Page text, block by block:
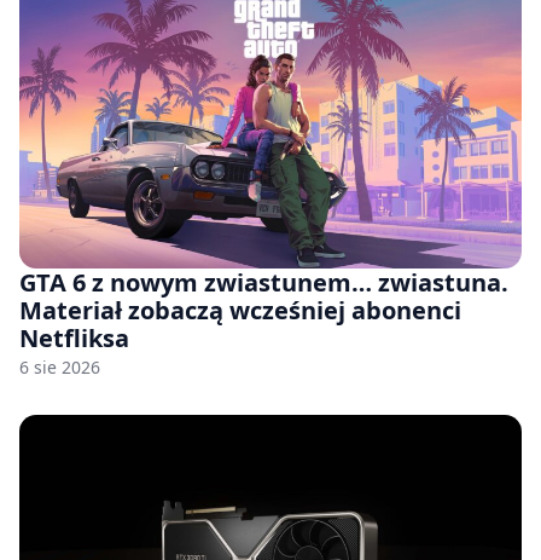
GTA 6 z nowym zwiastunem… zwiastuna.
Materiał zobaczą wcześniej abonenci
Netfliksa
6 sie 2026